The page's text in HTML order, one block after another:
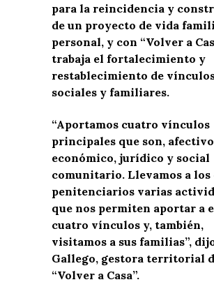
para la reincidencia y
de un proyecto de vida
personal, y con “Volver a
trabaja el fortalecimiento y
restablecimiento de
sociales y familiares.
“Aportamos cuatro vínculos
principales que son,
económico, jurídico y social
comunitario. Llevamos a
penitenciarios varias
que nos permiten aportar a
cuatro vínculos y, también,
visitamos a sus familias”,
Gallego, gestora territorial
“Volver a Casa”.